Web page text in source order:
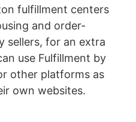
fulfillment centers
and order-
for an extra
use Fulfillment by
other platforms as
own websites.